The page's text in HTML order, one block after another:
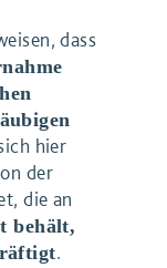
dass
hier
der
die an
behält,
.